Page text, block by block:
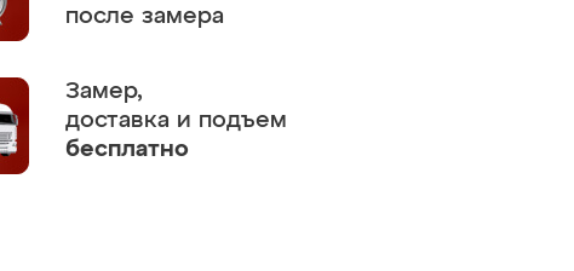
после замера
Замер,
доставка и подъем
бесплатно